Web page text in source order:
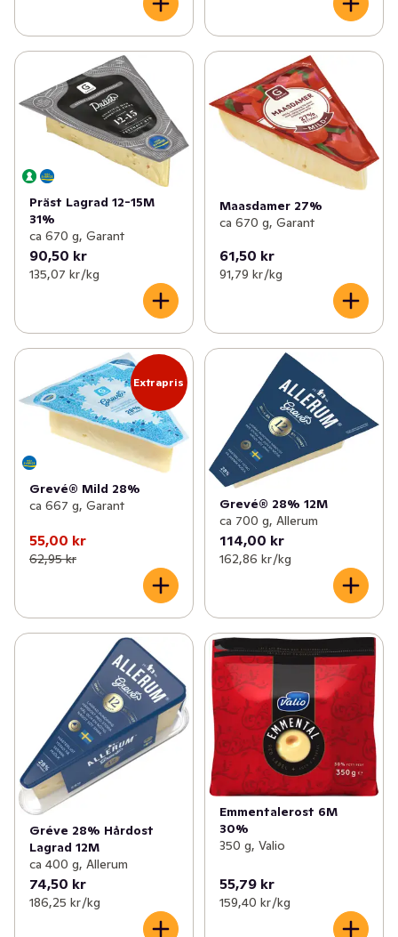
Präst Lagrad 12-15M
31%
ca 670 g, Garant
90,50 kr
135,07 kr /kg
Maasdamer 27%
ca 670 g, Garant
61,50 kr
91,79 kr /kg
Extrapris
Grevé® Mild 28%
ca 667 g, Garant
55,00 kr
62,95 kr
Grevé® 28% 12M
ca 700 g, Allerum
114,00 kr
162,86 kr /kg
Gréve 28% Hårdost
Lagrad 12M
ca 400 g, Allerum
74,50 kr
186,25 kr /kg
Emmentalerost 6M
30%
350 g, Valio
55,79 kr
159,40 kr /kg